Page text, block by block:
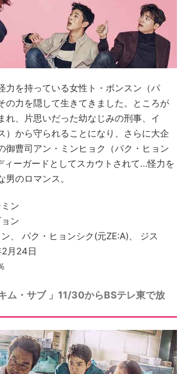
力を持っている女性ト・ボンスン（パ
の力を隠して生きてきました。ところが
れ、片思いだった幼なじみの刑事、イ
）から守られることになり、さらに大企
御曹司アン・ミンヒョク（パク・ヒョン
ィーガードとしてスカウトされて…怪力を
のロマンス。
ン
ン
、 パク・ヒョンシク(元ZE:A)、 ジス
月24日
ム・サブ 」11/30からBSテレ東で放